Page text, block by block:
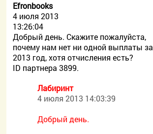
Efronbooks
4 июля 2013
13:26:04
Добрый день. Скажите пожалуйста,
почему нам нет ни одной выплаты за
2013 год, хотя отчисления есть?
ID партнера 3899.
Лабиринт
4 июля 2013 14:03:39
Добрый день.